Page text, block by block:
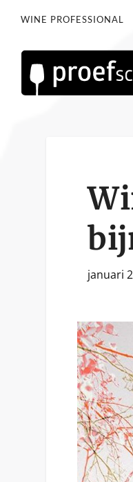
WINE PROFESSIONAL
januari